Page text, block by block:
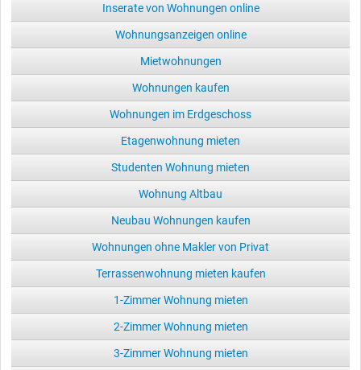
Inserate von Wohnungen online
Wohnungsanzeigen online
Mietwohnungen
Wohnungen kaufen
Wohnungen im Erdgeschoss
Etagenwohnung mieten
Studenten Wohnung mieten
Wohnung Altbau
Neubau Wohnungen kaufen
Wohnungen ohne Makler von Privat
Terrassenwohnung mieten kaufen
1-Zimmer Wohnung mieten
2-Zimmer Wohnung mieten
3-Zimmer Wohnung mieten